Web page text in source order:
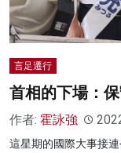
言足遷行
首相的下場：
作者: 霍詠強
這星期的國際大事接